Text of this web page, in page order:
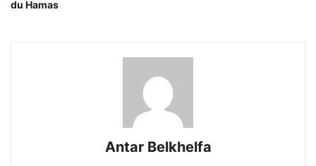
du Hamas
Antar Belkhelfa